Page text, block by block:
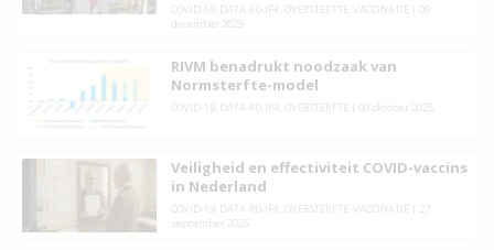
COVID-19, DATA-R0-IFR OVERSTERFTE VACCINATIE
09
december 2025
RIVM benadrukt noodzaak van
Normsterfte-model
COVID-19, DATA-R0-IFR OVERSTERFTE 09 oktober 2025
Veiligheid en effectiviteit COVID-vaccins
in Nederland
COVID-19, DATA-R0-IFR OVERSTERFTE VACCINATIE
27
september 2025